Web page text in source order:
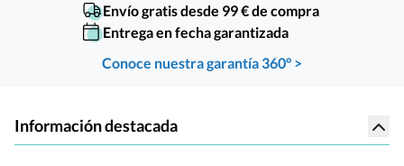
Envío gratis desde 99 € de compra
Entrega en fecha garantizada
Conoce nuestra garantía 360° >
Información destacada